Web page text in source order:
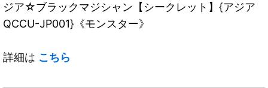
ジア☆ブラックマジシャン【シークレット】{アジア
QCCU-JP001}《モンスター》
詳細は こちら